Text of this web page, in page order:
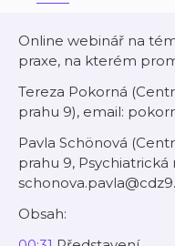
Online webinář na
praxe, na kterém
Tereza Pokorná
prahu 9), email:
Pavla Schönová
prahu 9,
Obsah: